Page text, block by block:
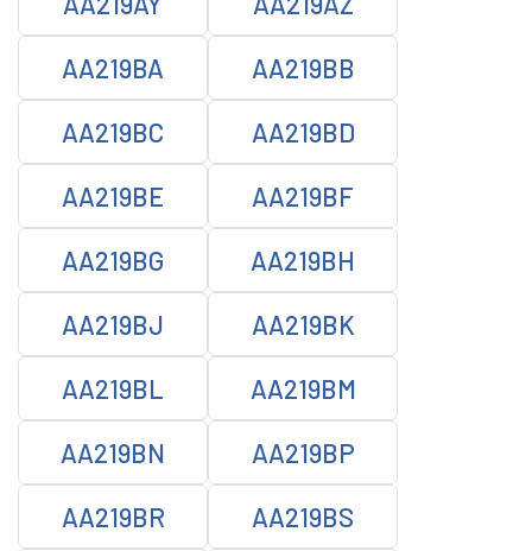
AA219BA AA219BB
AA219BC AA219BD
AA219BE AA219BF
AA219BG AA219BH
AA219BJ AA219BK
AA219BL AA219BM
AA219BN AA219BP
AA219BR AA219BS